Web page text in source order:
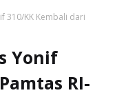
310/KK Kembali dari
Yonif
RI-